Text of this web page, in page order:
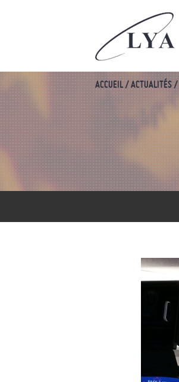
ACCUEIL/ACTUALITÉS/